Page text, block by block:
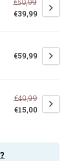
€39,99
€59,99
€49,99
€15,00